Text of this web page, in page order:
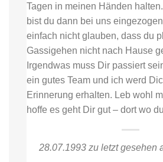
Tagen in meinen Händen
bist du dann bei uns
einfach nicht glauben, dass du
Gassigehen nicht nach Hause
Irgendwas muss Dir passiert
ein gutes Team und ich werd
Erinnerung erhalten. Leb wohl
hoffe es geht Dir gut – dort wo
28.07.1993 zu letzt gesehen